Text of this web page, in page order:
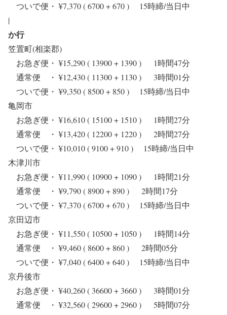
ついで便・ ¥7,370 ( 6700 + 670 ) 15時締/当日中
|
か行
笠置町(相楽郡)
お急ぎ便・ ¥15,290 ( 13900 + 1390 ) 1時間47分
通常便 ・ ¥12,430 ( 11300 + 1130 ) 3時間01分
ついで便・ ¥9,350 ( 8500 + 850 ) 15時締/当日中
亀岡市
お急ぎ便・ ¥16,610 ( 15100 + 1510 ) 1時間27分
通常便 ・ ¥13,420 ( 12200 + 1220 ) 2時間27分
ついで便・ ¥10,010 ( 9100 + 910 ) 15時締/当日中
木津川市
お急ぎ便・ ¥11,990 ( 10900 + 1090 ) 1時間21分
通常便 ・ ¥9,790 ( 8900 + 890 ) 2時間17分
ついで便・ ¥7,370 ( 6700 + 670 ) 15時締/当日中
京田辺市
お急ぎ便・ ¥11,550 ( 10500 + 1050 ) 1時間14分
通常便 ・ ¥9,460 ( 8600 + 860 ) 2時間05分
ついで便・ ¥7,040 ( 6400 + 640 ) 15時締/当日中
京丹後市
お急ぎ便・ ¥40,260 ( 36600 + 3660 ) 3時間01分
通常便 ・ ¥32,560 ( 29600 + 2960 ) 5時間07分